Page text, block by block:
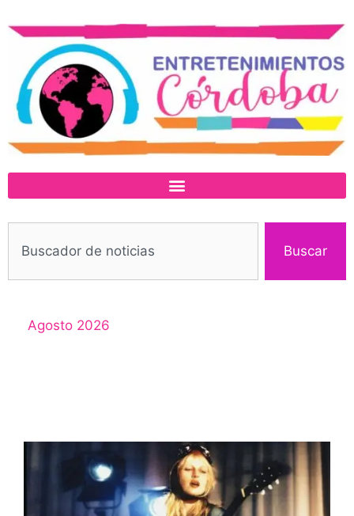
Buscar
Agosto 2026